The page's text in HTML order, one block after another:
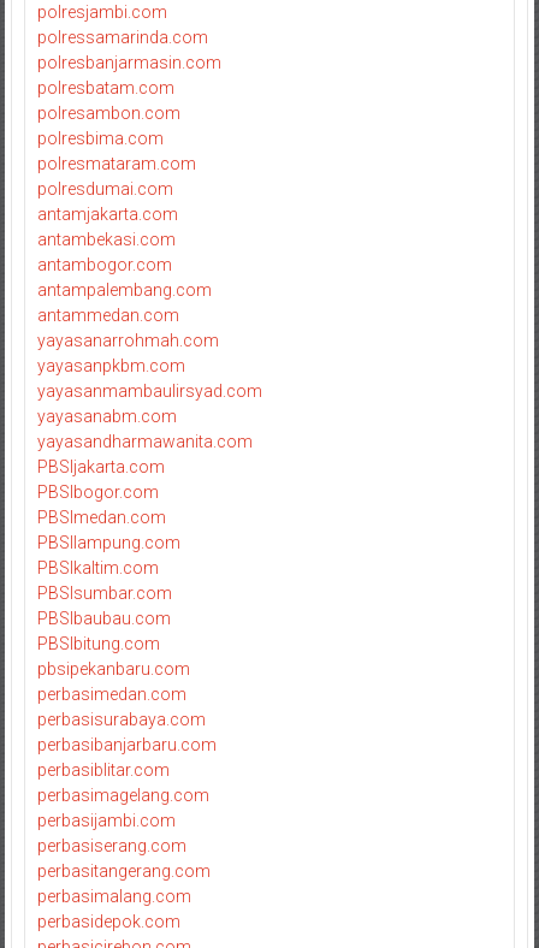
polresjambi.com
polressamarinda.com
polresbanjarmasin.com
polresbatam.com
polresambon.com
polresbima.com
polresmataram.com
polresdumai.com
antamjakarta.com
antambekasi.com
antambogor.com
antampalembang.com
antammedan.com
yayasanarrohmah.com
yayasanpkbm.com
yayasanmambaulirsyad.com
yayasanabm.com
yayasandharmawanita.com
PBSIjakarta.com
PBSIbogor.com
PBSImedan.com
PBSIlampung.com
PBSIkaltim.com
PBSIsumbar.com
PBSIbaubau.com
PBSIbitung.com
pbsipekanbaru.com
perbasimedan.com
perbasisurabaya.com
perbasibanjarbaru.com
perbasiblitar.com
perbasimagelang.com
perbasijambi.com
perbasiserang.com
perbasitangerang.com
perbasimalang.com
perbasidepok.com